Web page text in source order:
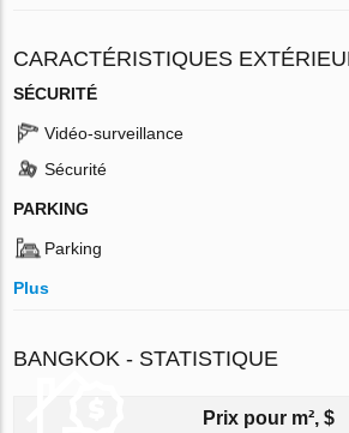
CARACTÉRISTIQUES
SÉCURITÉ
Vidéo-surveillance
Sécurité
PARKING
Parking
Plus
BANGKOK - STATISTIQUE
Prix pour m², $